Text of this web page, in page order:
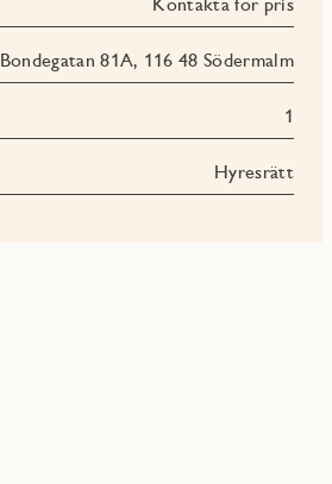
Kontakta för pris
Bondegatan 81A, 116 48 Södermalm
1
Hyresrätt